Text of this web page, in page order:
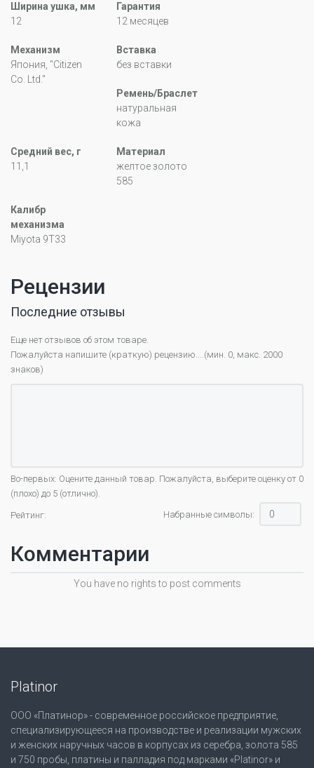
Ширина ушка, мм
12
Гарантия
12 месяцев
Механизм
Япония, "Citizen
Co. Ltd."
Вставка
без вставки
Ремень/Браслет
натуральная
кожа
Средний вес, г
11,1
Материал
желтое золото
585
Калибр
механизма
Miyota 9T33
Рецензии
Последние отзывы
Еще нет отзывов об этом товаре.
Пожалуйста напишите (краткую) рецензию....(мин. 0, макс. 2000
знаков)
Во-первых: Оцените данный товар. Пожалуйста, выберите оценку от 0
(плохо) до 5 (отлично).
Рейтинг: Набранные символы:
Комментарии
You have no rights to post comments
Platinor
ООО «Платинор» - современное российское предприятие,
специализирующееся на производстве и реализации мужских
и женских наручных часов в корпусах из серебра, золота 585
и 750 пробы, платины и палладия под марками «Platinor» и